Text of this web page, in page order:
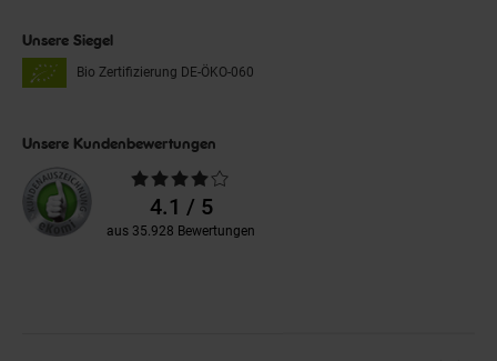
Unsere Siegel
Bio Zertifizierung DE-ÖKO-060
Unsere Kundenbewertungen
Durchschnittliche
Bewertungen4.1 / 5
aus 35.928 Bewertungen